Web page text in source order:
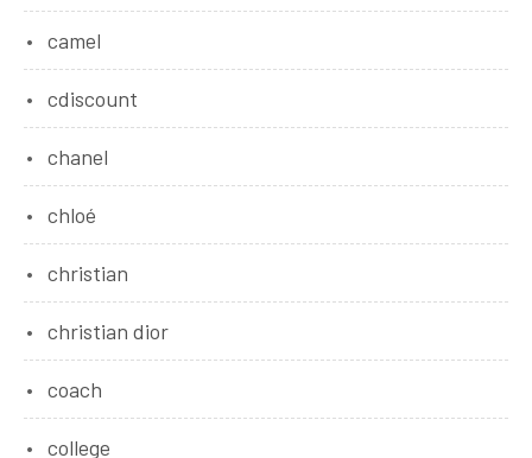
camel
cdiscount
chanel
chloé
christian
christian dior
coach
college